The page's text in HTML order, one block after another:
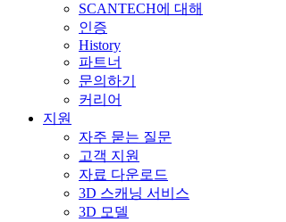
SCANTECH에 대해
인증
History
파트너
문의하기
커리어
지원
자주 묻는 질문
고객 지원
자료 다운로드
3D 스캐닝 서비스
3D 모델